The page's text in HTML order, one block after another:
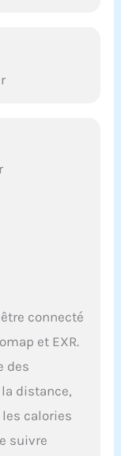
connecté
et EXR.
des
distance,
calories
suivre